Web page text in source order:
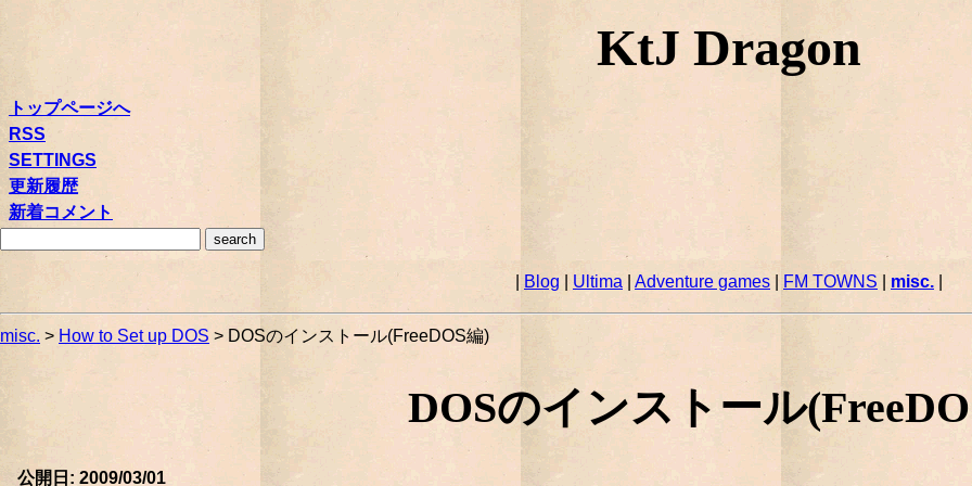
KtJ Dragon
トップページへ
RSS
SETTINGS
更新履歴
新着コメント
Blog Ultima Adventure games FM TOWNS misc.
misc. > How to Set up DOS > DOSのインストール(FreeDOS編)
DOSのインストール
公開日: 2009/03/01